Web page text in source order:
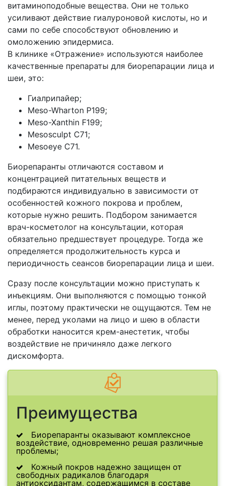
витаминоподобные вещества. Они не только
усиливают действие гиалуроновой кислоты, но и
сами по себе способствуют обновлению и
омоложению эпидермиса.
В клинике «Отражение» используются наиболее
качественные препараты для биорепарации лица и
шеи, это:
Гиалрипайер;
Meso-Wharton P199;
Meso-Xanthin F199;
Mesosculpt C71;
Mesoeye C71.
Биорепаранты отличаются составом и
концентрацией питательных веществ и
подбираются индивидуально в зависимости от
особенностей кожного покрова и проблем,
которые нужно решить. Подбором занимается
врач-косметолог на консультации, которая
обязательно предшествует процедуре. Тогда же
определяется продолжительность курса и
периодичность сеансов биорепарации лица и шеи.
Сразу после консультации можно приступать к
инъекциям. Они выполняются с помощью тонкой
иглы, поэтому практически не ощущаются. Тем не
менее, перед уколами на лицо и шею в области
обработки наносится крем-анестетик, чтобы
воздействие не причиняло даже легкого
дискомфорта.
Преимущества
Биорепаранты оказывают комплексное
воздействие, одновременно решая различные
проблемы;
Кожный покров надежно защищен от
свободных радикалов благодаря
антиоксидантам, содержащимся в составе